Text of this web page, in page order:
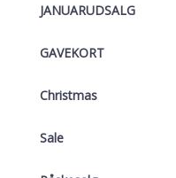
JANUARUDSALG
GAVEKORT
Christmas
Sale